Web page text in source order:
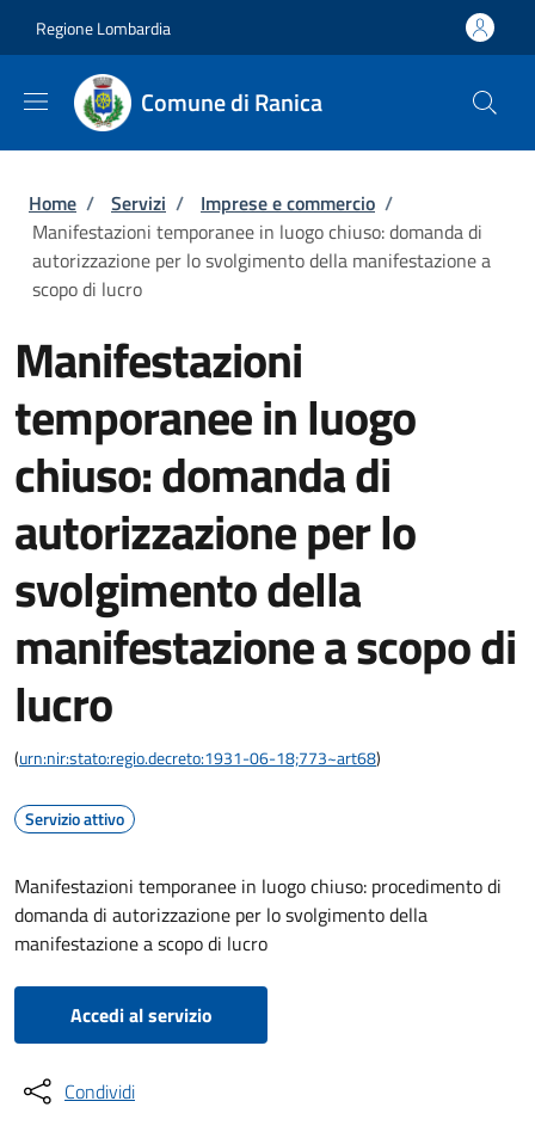
Regione Lombardia
Comune di Ranica
Briciole di pane
Home / Servizi / Imprese e commercio /
Manifestazioni temporanee in luogo chiuso: domanda di
autorizzazione per lo svolgimento della manifestazione a
scopo di lucro
Manifestazioni
temporanee in luogo
chiuso: domanda di
autorizzazione per lo
svolgimento della
manifestazione a scopo di
lucro
(urn:nir:stato:regio.decreto:1931-06-18;773~art68)
Servizio attivo
Manifestazioni temporanee in luogo chiuso: procedimento di
domanda di autorizzazione per lo svolgimento della
manifestazione a scopo di lucro
Accedi al servizio
Condividi